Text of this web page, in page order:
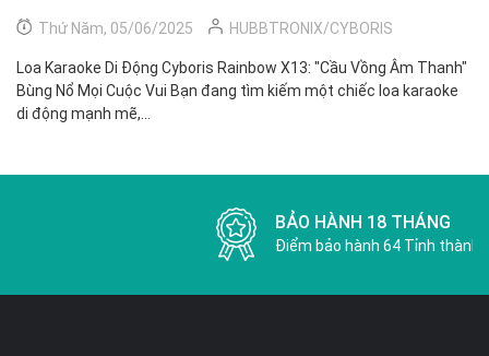
Thứ Năm, 05/06/2025 HUBBTRONIX/CYBORIS
Loa Karaoke Di Động Cyboris Rainbow X13: "Cầu Vồng Âm Thanh"
Bùng Nổ Mọi Cuộc Vui Bạn đang tìm kiếm một chiếc loa karaoke
di động mạnh mẽ,...
BẢO HÀNH 18 THÁNG
Điểm bảo hành 64 Tỉnh thành